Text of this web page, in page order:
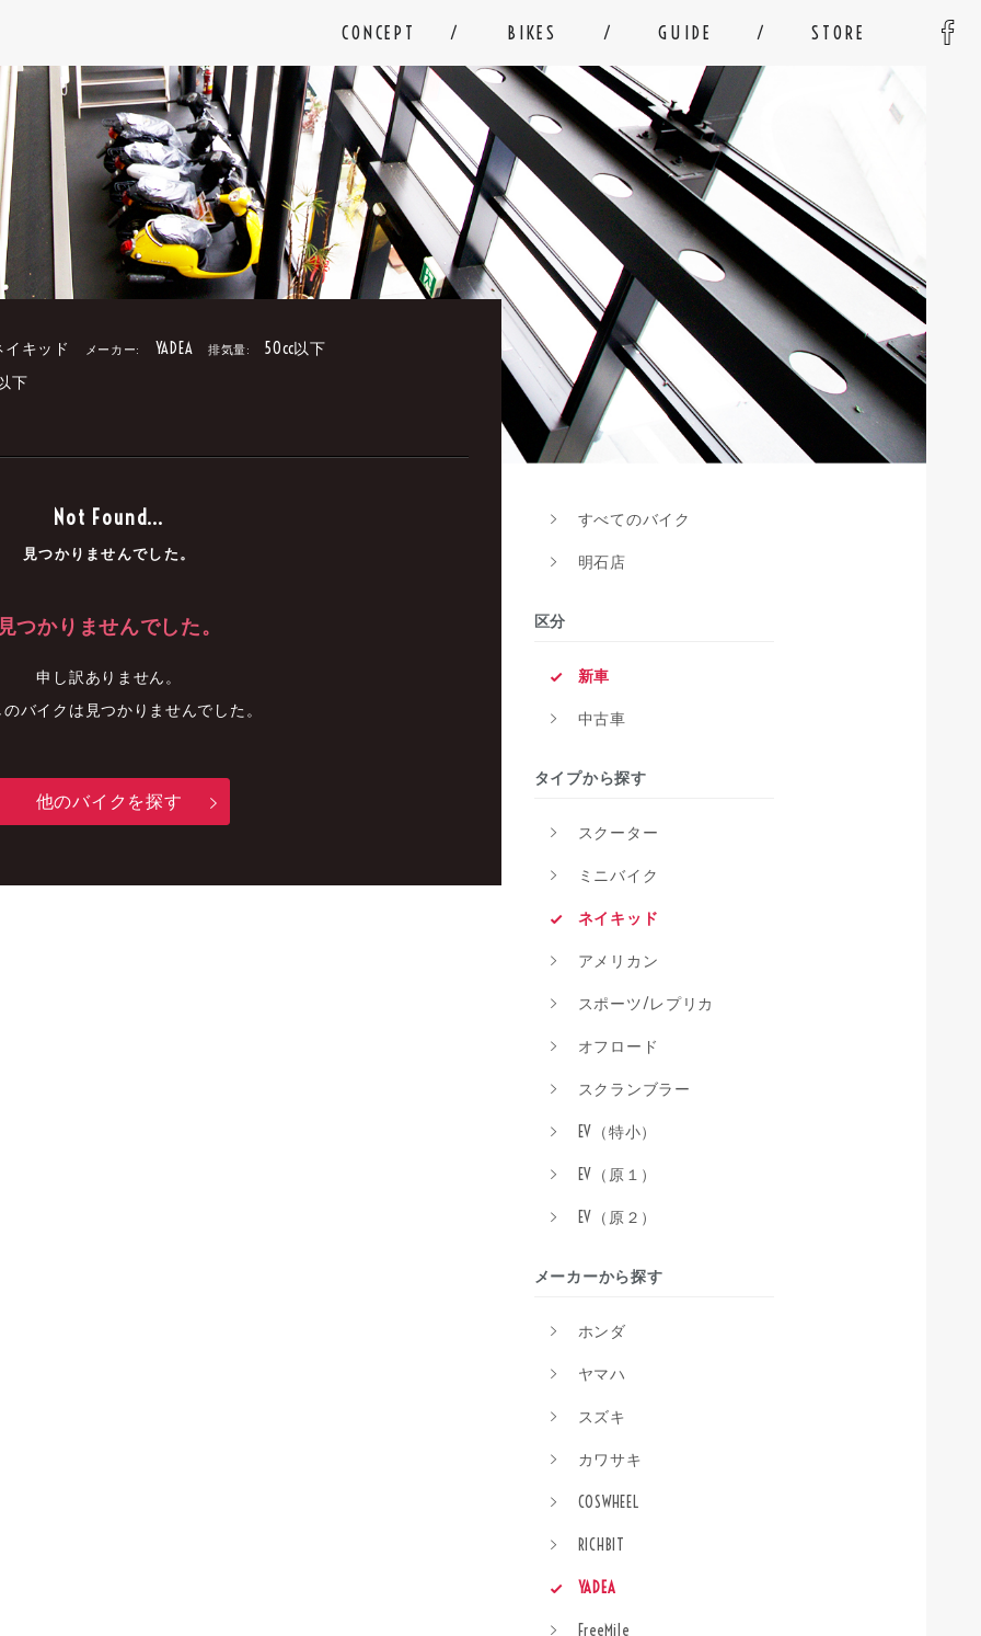
CONCEPT BIKES GUIDE STORE
イキッド メーカー: YADEA 排気量: 50cc以下
下
Not Found...
見つかりませんでした。
見つかりませんでした。
申し訳ありません。
バイクは見つかりませんでした。
他のバイクを探す
すべてのバイク
明石店
区分
新車
中古車
タイプから探す
スクーター
ミニバイク
ネイキッド
アメリカン
スポーツ/レプリカ
オフロード
スクランブラー
EV（特小）
EV（原１）
EV（原２）
メーカーから探す
ホンダ
ヤマハ
スズキ
カワサキ
COSWHEEL
RICHBIT
YADEA
FreeMile
中古車